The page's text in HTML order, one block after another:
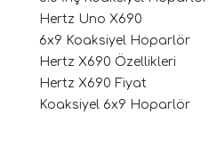
Modelleri
Hertz Uno X690
6x9 Koaksiyel Hoparlör
Hertz X690 Özellikleri
Hertz X690 Fiyat
Koaksiyel 6x9 Hoparlör